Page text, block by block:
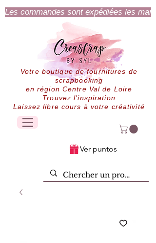
Les commandes sont expédiées les
Votre boutique de fournitures de
scrapbooking
en région Centre Val de Loire
Trouvez l'inspiration
Laissez libre cours à votre créativité
Ver puntos